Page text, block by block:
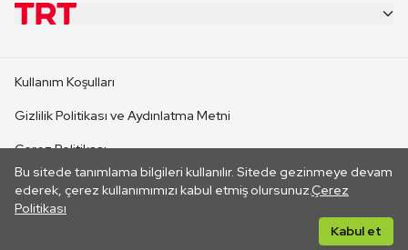
Bu sitede tanımlama bilgileri kullanılır. Sitede gezinmeye devam
ederek, çerez kullanımımızı kabul etmiş olursunuz.Çerez
Politikası
Kabul et
CANLI YAYINLAR
Kullanım Koşulları
Gizlilik Politikası ve Aydınlatma Metni
Çerez Politikası
İletişim
Her hakkı saklıdır. ©2026 TRT. Bağlantı yoluyla gidilen dış